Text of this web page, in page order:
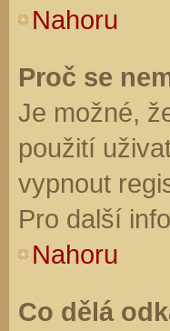
Nahoru
Proč se
Je možné,
použití
vypnout
Pro další
Nahoru
Co dělá